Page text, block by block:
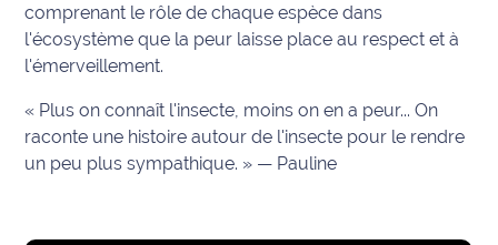
Conditions
générales
d'utilisation du
Archives
comprenant le rôle de chaque espèce dans
l'écosystème que la peur laisse place au respect et à
l'émerveillement.
« Plus on connaît l'insecte, moins on en a peur... On
raconte une histoire autour de l'insecte pour le rendre
un peu plus sympathique. » — Pauline